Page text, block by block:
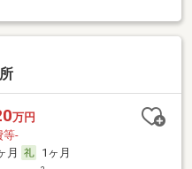
万円
等-
月
1ヶ月